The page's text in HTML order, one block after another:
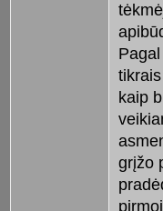
kaip
grįžo